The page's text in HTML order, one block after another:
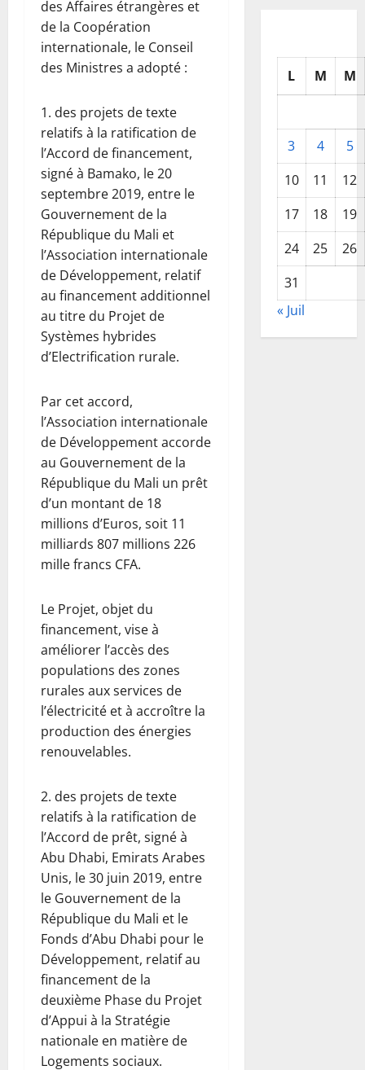
des Affaires étrangères et
de la Coopération
internationale, le Conseil
des Ministres a adopté :
1. des projets de texte
relatifs à la ratification de
l’Accord de financement,
signé à Bamako, le 20
septembre 2019, entre le
Gouvernement de la
République du Mali et
l’Association internationale
de Développement, relatif
au financement additionnel
au titre du Projet de
Systèmes hybrides
d’Electrification rurale.
Par cet accord,
l’Association internationale
de Développement accorde
au Gouvernement de la
République du Mali un prêt
d’un montant de 18
millions d’Euros, soit 11
milliards 807 millions 226
mille francs CFA.
Le Projet, objet du
financement, vise à
améliorer l’accès des
populations des zones
rurales aux services de
l’électricité et à accroître la
production des énergies
renouvelables.
2. des projets de texte
relatifs à la ratification de
l’Accord de prêt, signé à
Abu Dhabi, Emirats Arabes
Unis, le 30 juin 2019, entre
le Gouvernement de la
République du Mali et le
Fonds d’Abu Dhabi pour le
Développement, relatif au
financement de la
deuxième Phase du Projet
d’Appui à la Stratégie
nationale en matière de
Logements sociaux.
L M M
3 4
5
10
11
12
17
18
19
24
25
26
31
« Juil